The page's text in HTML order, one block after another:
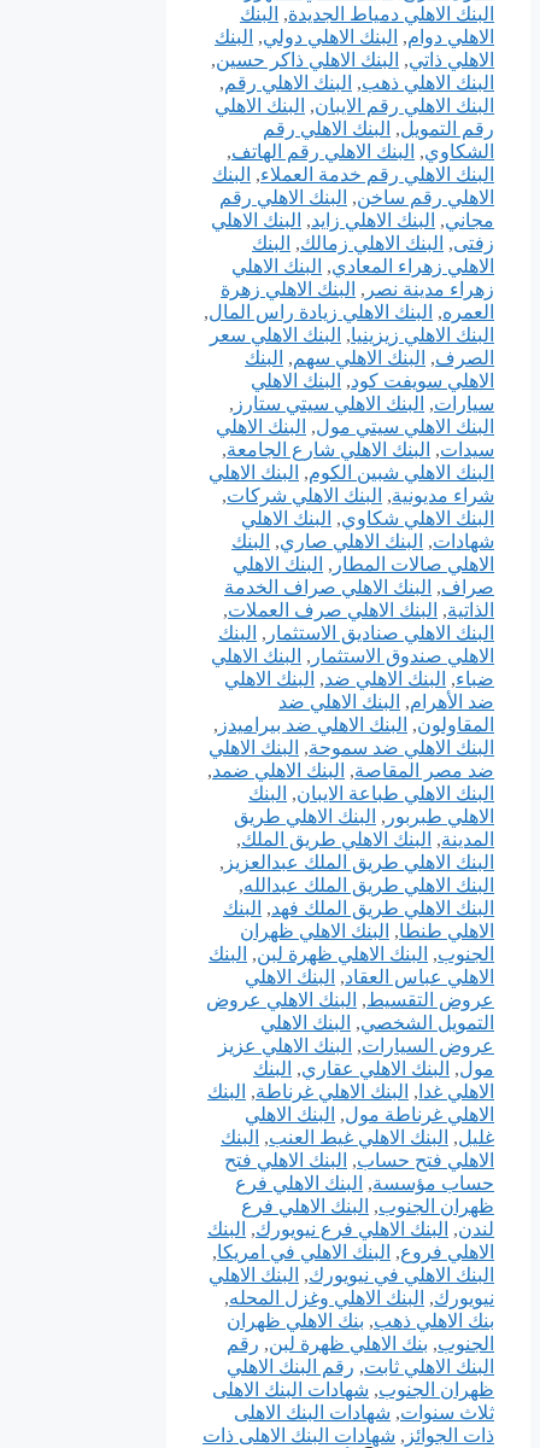
البنك الاهلي دمياط الجديدة, البنك
الاهلي دوام, البنك الاهلي دولي, البنك
الاهلي ذاتي, البنك الاهلي ذاكر حسين,
البنك الاهلي ذهب, البنك الاهلي رقم,
البنك الاهلي رقم الايبان, البنك الاهلي
رقم التمويل, البنك الاهلي رقم
الشكاوي, البنك الاهلي رقم الهاتف,
البنك الاهلي رقم خدمة العملاء, البنك
الاهلي رقم ساخن, البنك الاهلي رقم
مجاني, البنك الاهلي زايد, البنك الاهلي
زفتى, البنك الاهلي زمالك, البنك
الاهلي زهراء المعادي, البنك الاهلي
زهراء مدينة نصر , البنك الاهلي زهرة
العمره, البنك الاهلي زيادة راس المال,
البنك الاهلي زيزينيا, البنك الاهلي سعر
الصرف, البنك الاهلي سهم, البنك
الاهلي سويفت كود, البنك الاهلي
سيارات, البنك الاهلي سيتي ستارز ,
البنك الاهلي سيتي مول, البنك الاهلي
سيدات, البنك الاهلي شارع الجامعة,
البنك الاهلي شبين الكوم, البنك الاهلي
شراء مديونية, البنك الاهلي شركات,
البنك الاهلي شكاوي, البنك الاهلي
شهادات, البنك الاهلي صاري, البنك
الاهلي صالات المطار , البنك الاهلي
صراف, البنك الاهلي صراف الخدمة
الذاتية, البنك الاهلي صرف العملات,
البنك الاهلي صناديق الاستثمار , البنك
الاهلي صندوق الاستثمار , البنك الاهلي
ضباء, البنك الاهلي ضد, البنك الاهلي
ضد الأهرام, البنك الاهلي ضد
المقاولون, البنك الاهلي ضد بيراميدز ,
البنك الاهلي ضد سموحة, البنك الاهلي
ضد مصر المقاصة, البنك الاهلي ضمد,
البنك الاهلي طباعة الايبان, البنك
الاهلي طبربور , البنك الاهلي طريق
المدينة, البنك الاهلي طريق الملك,
البنك الاهلي طريق الملك عبدالعزيز ,
البنك الاهلي طريق الملك عبدالله,
البنك الاهلي طريق الملك فهد, البنك
الاهلي طنطا, البنك الاهلي ظهران
الجنوب, البنك الاهلي ظهرة لبن, البنك
الاهلي عباس العقاد, البنك الاهلي
عروض التقسيط, البنك الاهلي عروض
التمويل الشخصي, البنك الاهلي
عروض السيارات, البنك الاهلي عزيز
مول, البنك الاهلي عقاري, البنك
الاهلي غدا , البنك الاهلي غرناطة, البنك
الاهلي غرناطة مول, البنك الاهلي
غليل, البنك الاهلي غيط العنب, البنك
الاهلي فتح حساب, البنك الاهلي فتح
حساب مؤسسة, البنك الاهلي فرع
ظهران الجنوب, البنك الاهلي فرع
لندن, البنك الاهلي فرع نيويورك, البنك
الاهلي فروع, البنك الاهلي في امريكا,
البنك الاهلي في نيويورك, البنك الاهلي
نيويورك, البنك الاهلي وغزل المحله,
بنك الاهلي ذهب, بنك الاهلي ظهران
الجنوب, بنك الاهلي ظهرة لبن, رقم
البنك الاهلي ثابت, رقم البنك الاهلي
ظهران الجنوب, شهادات البنك الاهلى
ثلاث سنوات, شهادات البنك الاهلى
ذات الجوائز , شهادات البنك الاهلى ذات